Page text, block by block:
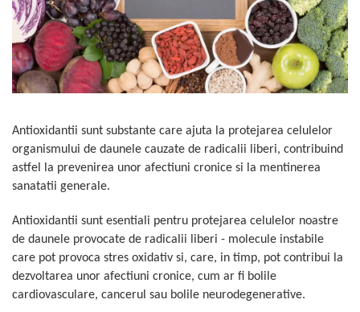
Piele, păr & unghii
Tranzit intestinal
Colesterol & tensiune
Performanta sportiva
Sanatate Orala
Alergii
Îngrijirea Tenului
Creme de față
Seruri
Creme cu SPF
Demachiante
Ape micelare
Tonere
Măști pentru față
Creme pentru ochi
Balsam buze
Îngrijirea Corpului
Creme de corp
Colagen
Creatina
Crom
Curcumin (Turmeric)
Fibre
Fier
Ghimbir
Ginkgo biloba
Ginseng
Glucozamina
Zinc Bisglicinat
Antioxidantii sunt substante care ajuta la protejarea celulelor
organismului de daunele cauzate de radicalii liberi, contribuind
astfel la prevenirea unor afectiuni cronice si la mentinerea
sanatatii generale.
Antioxidantii sunt esentiali pentru protejarea celulelor noastre
de daunele provocate de radicalii liberi - molecule instabile
care pot provoca stres oxidativ si, care, in timp, pot contribui la
dezvoltarea unor afectiuni cronice, cum ar fi bolile
cardiovasculare, cancerul sau bolile neurodegenerative.